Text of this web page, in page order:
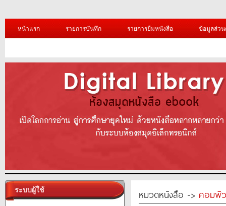
หน้าแรก รายการบันทึก รายการยืมหนังสือ ข้อมูลส่ว
ระบบผู้ใช้ หมวดหนังสือ -> คอมพิ